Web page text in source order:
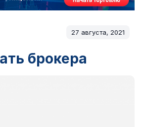
27 августа, 2021
брокера